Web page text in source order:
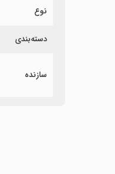
نوع
دسته‌بندی
سازنده